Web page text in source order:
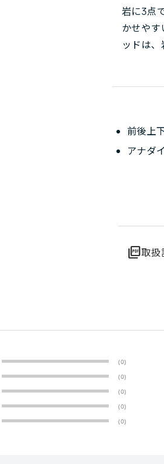
岩に3点
かせや
ッドは
前後上
アナダ
picture_as_pdf取扱
(0)
(0)
(0)
(0)
(0)